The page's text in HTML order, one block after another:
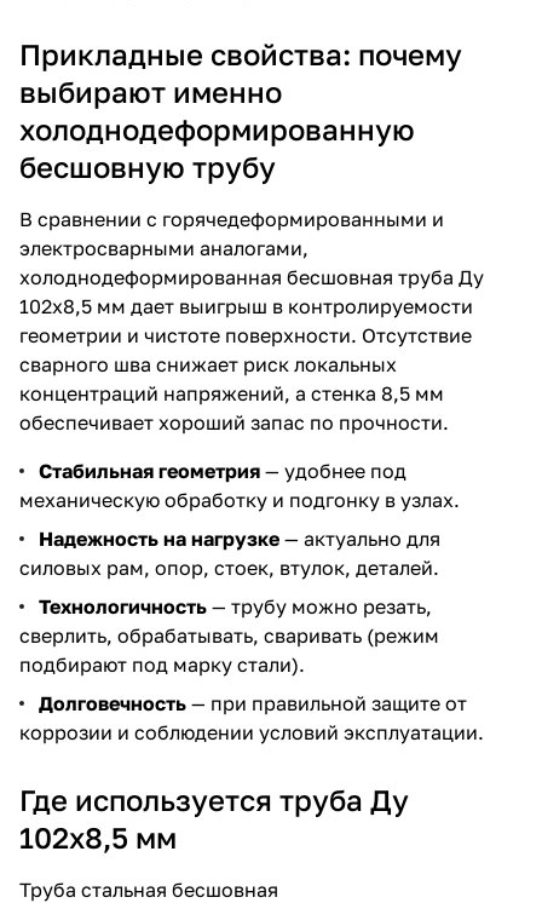
Прикладные свойства: почему
выбирают именно
холоднодеформированную
бесшовную трубу
В сравнении с горячедеформированными и
электросварными аналогами,
холоднодеформированная бесшовная труба Ду
102х8,5 мм дает выигрыш в контролируемости
геометрии и чистоте поверхности. Отсутствие
сварного шва снижает риск локальных
концентраций напряжений, а стенка 8,5 мм
обеспечивает хороший запас по прочности.
Стабильная геометрия — удобнее под
механическую обработку и подгонку в узлах.
Надежность на нагрузке — актуально для
силовых рам, опор, стоек, втулок, деталей.
Технологичность — трубу можно резать,
сверлить, обрабатывать, сваривать (режим
подбирают под марку стали).
Долговечность — при правильной защите от
коррозии и соблюдении условий эксплуатации.
Где используется труба Ду
102х8,5 мм
Труба стальная бесшовная